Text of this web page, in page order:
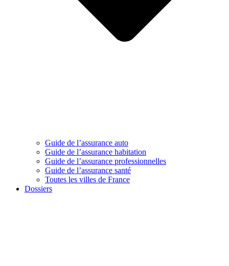
Guide de l’assurance auto
Guide de l’assurance habitation
Guide de l’assurance professionnelles
Guide de l’assurance santé
Toutes les villes de France
Dossiers